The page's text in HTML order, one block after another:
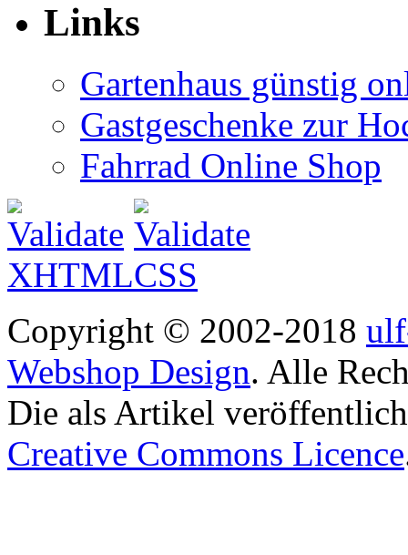
Links
Gartenhaus günstig
Gastgeschenke zur
Fahrrad Online Shop
Copyright © 2002-2018
Webshop Design. Alle
Die als Artikel
Creative Commons Licence